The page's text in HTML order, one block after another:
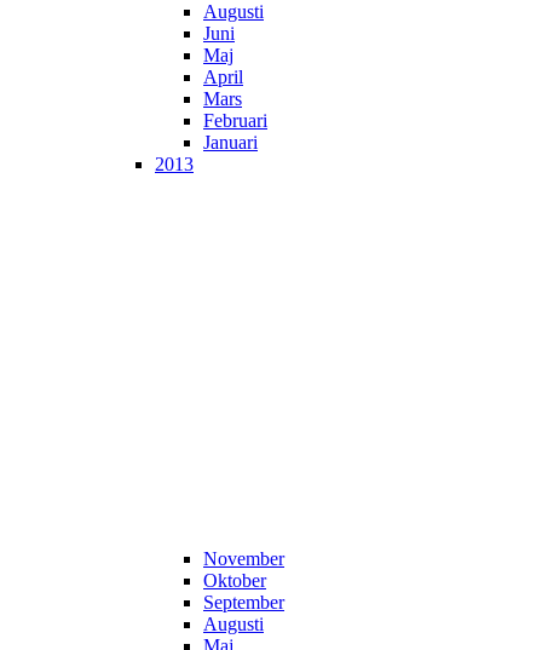
Augusti
Juni
Maj
April
Mars
Februari
Januari
2013
November
Oktober
September
Augusti
Maj